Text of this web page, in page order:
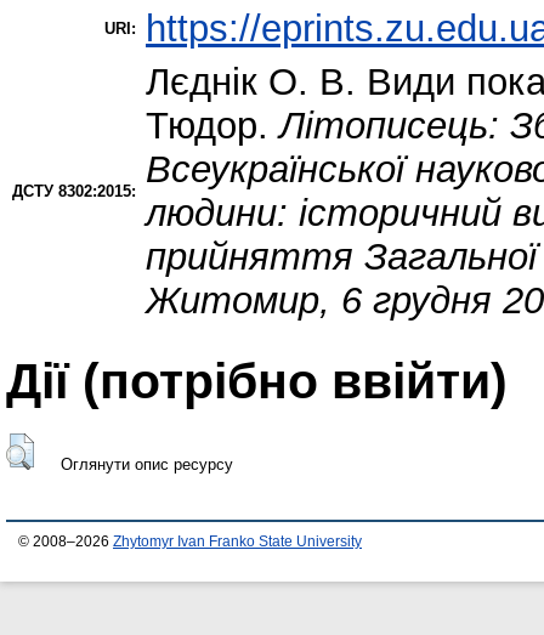
URI: https://
ДСТУ 8302:2015:
Лєднік О. В. Види
Тюдор.Літописець:
Всеукраїнської
людини: історичний
прийняття Загальної
Житомир, 6 грудня
Дії ​​(потрібно ввійти)
Оглянути опис ресурсу
© 2008–2026 Zhytomyr Ivan Franko State University